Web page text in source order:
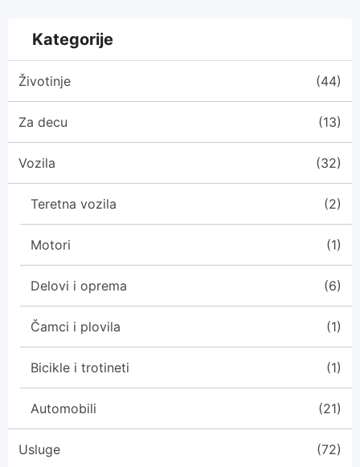
Kategorije
Životinje (44)
Za decu (13)
Vozila (32)
Teretna vozila (2)
Motori (1)
Delovi i oprema (6)
Čamci i plovila (1)
Bicikle i trotineti (1)
Automobili (21)
Usluge (72)